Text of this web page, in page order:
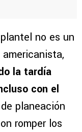
no es un
la tardía
con el
planeación
romper los